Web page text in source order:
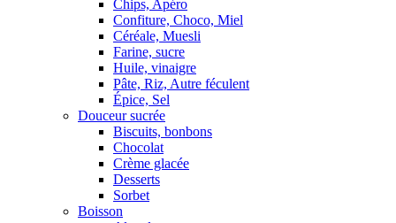
Chips, Apéro
Confiture, Choco, Miel
Céréale, Muesli
Farine, sucre
Huile, vinaigre
Pâte, Riz, Autre féculent
Épice, Sel
Douceur sucrée
Biscuits, bonbons
Chocolat
Crème glacée
Desserts
Sorbet
Boisson